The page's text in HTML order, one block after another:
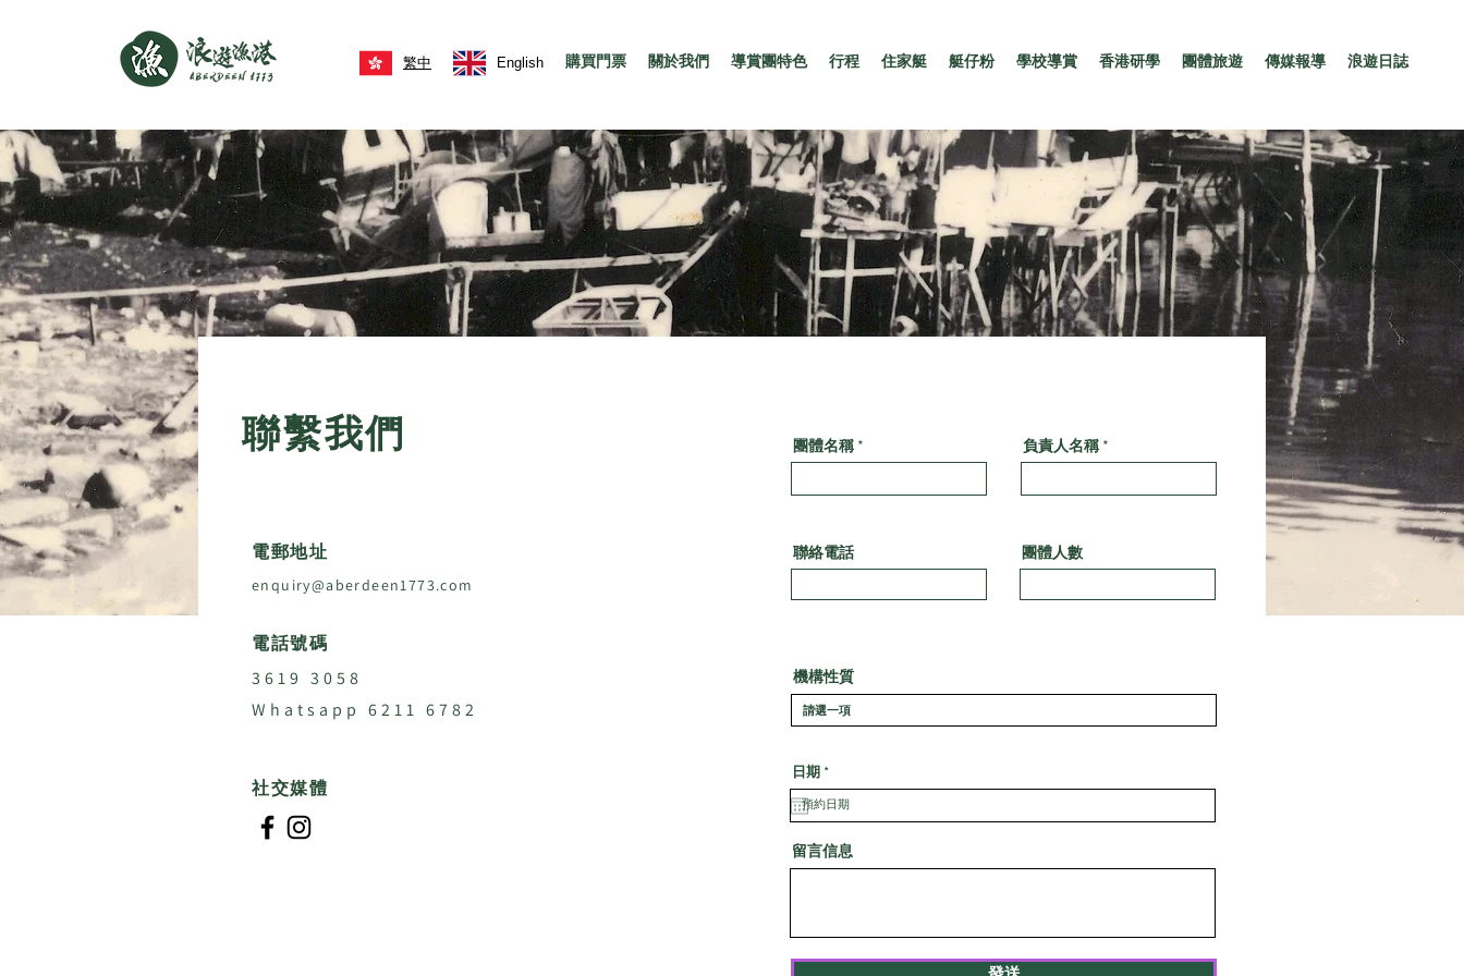
繁中 English 購買門票 關於我們 導賞​團特色 行程 住家艇 艇仔粉 學校導賞 香港研學 團體旅遊 傳媒報導 浪遊日誌
​聯繫我們
電郵地址
enquiry@aberdeen1773.com
電話號碼
3619 3058
Whatsapp 6211 6782
社交媒體
團體名稱 負責人名稱
聯絡電話 團體人數
機構性質
日期 *r
e
q
u
i
r
e
d
留言信息